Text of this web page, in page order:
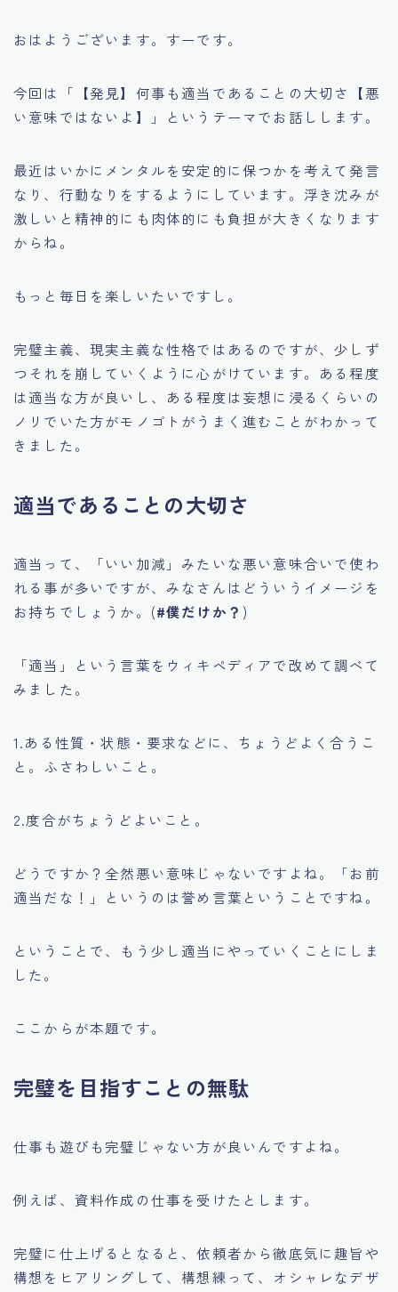
おはようございます。すーです。
今回は「【発見】何事も適当であることの大切さ【悪
い意味ではないよ】」というテーマでお話しします。
最近はいかにメンタルを安定的に保つかを考えて発言
なり、行動なりをするようにしています。浮き沈みが
激しいと精神的にも肉体的にも負担が大きくなります
からね。
もっと毎日を楽しいたいですし。
完璧主義、現実主義な性格ではあるのですが、少しず
つそれを崩していくように心がけています。ある程度
は適当な方が良いし、ある程度は妄想に浸るくらいの
ノリでいた方がモノゴトがうまく進むことがわかって
きました。
適当であることの大切さ
適当って、「いい加減」みたいな悪い意味合いで使わ
れる事が多いですが、みなさんはどういうイメージを
お持ちでしょうか。(#僕だけか？ )
「適当」という言葉をウィキペディアで改めて調べて
みました。
1.ある性質・状態・要求などに、ちょうどよく合うこ
と。ふさわしいこと。
2.度合がちょうどよいこと。
どうですか？全然悪い意味じゃないですよね。「お前
適当だな！」というのは誉め言葉ということですね。
ということで、もう少し適当にやっていくことにしま
した。
ここからが本題です。
完璧を目指すことの無駄
仕事も遊びも完璧じゃない方が良いんですよね。
例えば、資料作成の仕事を受けたとします。
完璧に仕上げるとなると、依頼者から徹底気に趣旨や
構想をヒアリングして、構想練って、オシャレなデザ